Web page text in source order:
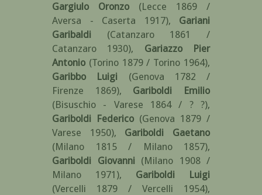
Gargiulo Oronzo
(Lecce 1869 /
Aversa - Caserta 1917), Gariani
Garibaldi
(Catanzaro 1861 /
Catanzaro 1930), Gariazzo Pier
Antonio (Torino 1879 / Torino 1964),
Garibbo Luigi
(Genova 1782 /
Firenze 1869), Gariboldi Emilio
(Bisuschio - Varese 1864 / ? ?),
Gariboldi Federico (Genova 1879 /
Varese 1950), Gariboldi Gaetano
(Milano 1815 / Milano 1857),
Gariboldi Giovanni
(Milano 1908 /
Milano 1971), Gariboldi Luigi
(Vercelli 1879 / Vercelli 1954),